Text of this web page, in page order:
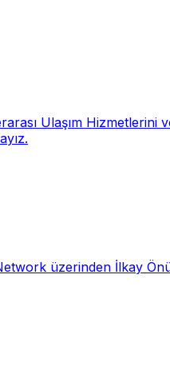
Ulaşım
üzerinden İlkay